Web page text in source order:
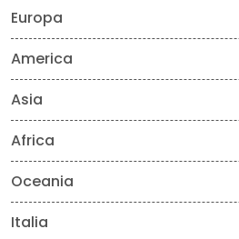
Europa
America
Asia
Africa
Oceania
Italia